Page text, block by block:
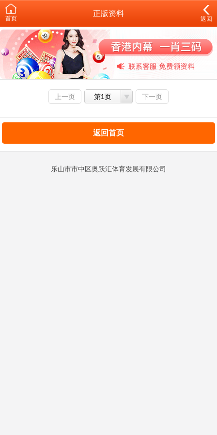
首页
正版资料
返回
上一页 第1页 下一页
返回首页
乐山市市中区奥跃汇体育发展有限公司